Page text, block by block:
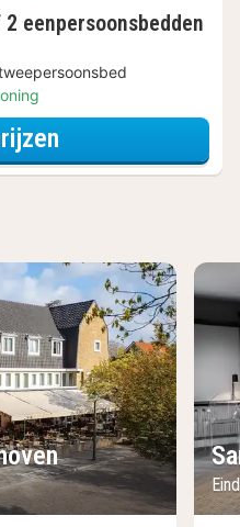
eenpersoonsbedden
voor Wellness